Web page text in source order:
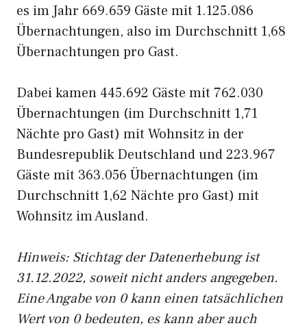
es im Jahr 669.659 Gäste mit 1.125.086
Übernachtungen, also im Durchschnitt 1,68
Übernachtungen pro Gast.
Dabei kamen 445.692 Gäste mit 762.030
Übernachtungen (im Durchschnitt 1,71
Nächte pro Gast) mit Wohnsitz in der
Bundesrepublik Deutschland und 223.967
Gäste mit 363.056 Übernachtungen (im
Durchschnitt 1,62 Nächte pro Gast) mit
Wohnsitz im Ausland.
Hinweis: Stichtag der Datenerhebung ist
31.12.2022, soweit nicht anders angegeben.
Eine Angabe von 0 kann einen tatsächlichen
Wert von 0 bedeuten, es kann aber auch